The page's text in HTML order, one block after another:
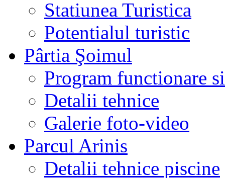
Statiunea Turistica
Potentialul turistic
Pârtia Şoimul
Program functionare
Detalii tehnice
Galerie foto-video
Parcul Arinis
Detalii tehnice piscine